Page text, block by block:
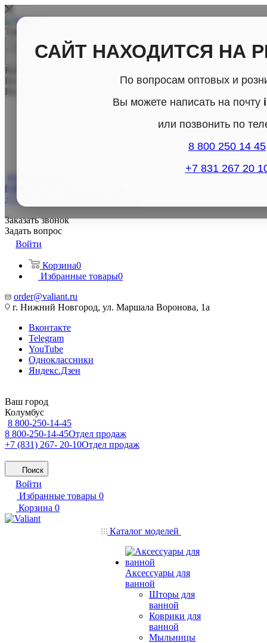
САЙТ НАХОДИТСЯ НА
По вопросам оптовых и
Вы можете написать на почту
или позвонить по
8 800 250 14 45
+7 831 267 20
Товары для дома
Каталог
По всему сайту
По каталогу
8 800-250-14-45
+7 (831) 267- 20-10
Заказать звонок
Задать вопрос
Войти
Корзина0
Избранные товары0
order@valiant.ru
г. Нижний Новгород, ул. Маршала Воронова, 1а
Вконтакте
Telegram
YouTube
Одноклассники
Яндекс.Дзен
Ваш город
Колумбус
8 800-250-14-45
8 800-250-14-45Отдел продаж
+7 (831) 267- 20-10Отдел продаж
Поиск
Войти
Избранные товары 0
Корзина 0
Каталог моделей
Аксессуары для
ванной
Шторы для
ванной
Коврики для
ванной
Мыльницы